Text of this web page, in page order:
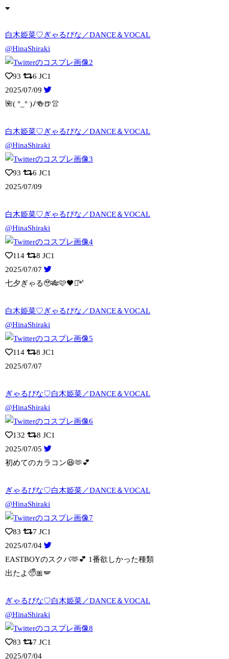
白木姫菜♡ぎゃるぴな／DANCE＆VOCAL
@HinaShiraki
93 6 JC1
2025/07/09
🌺( °_° )ﾉ🍻🍺👚
白木姫菜♡ぎゃるぴな／DANCE＆VOCAL
@HinaShiraki
93 6 JC1
2025/07/09
白木姫菜♡ぎゃるぴな／DANCE＆VOCAL
@HinaShiraki
114 8 JC1
2025/07/07
七夕ぎゃる🥹🎋🩷🖤⋆͛*͛
白木姫菜♡ぎゃるぴな／DANCE＆VOCAL
@HinaShiraki
114 8 JC1
2025/07/07
ぎゃるぴな♡白木姫菜／DANCE＆VOCAL
@HinaShiraki
132 8 JC1
2025/07/05
初めてのカラコン😆🫶💕︎︎
ぎゃるぴな♡白木姫菜／DANCE＆VOCAL
@HinaShiraki
83 7 JC1
2025/07/04
EASTBOYのスクバ🫶💕︎︎ 1番欲しかった種類
出たよ🥺ᩚ🎀🪽
ぎゃるぴな♡白木姫菜／DANCE＆VOCAL
@HinaShiraki
83 7 JC1
2025/07/04